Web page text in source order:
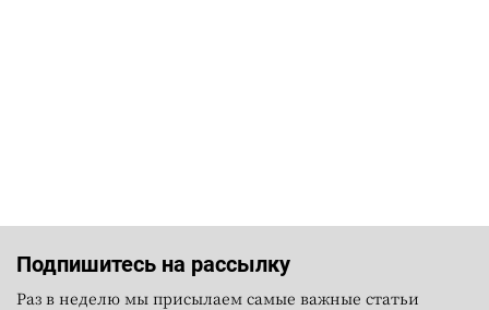
Подпишитесь на рассылку
Раз в неделю мы присылаем самые важные статьи